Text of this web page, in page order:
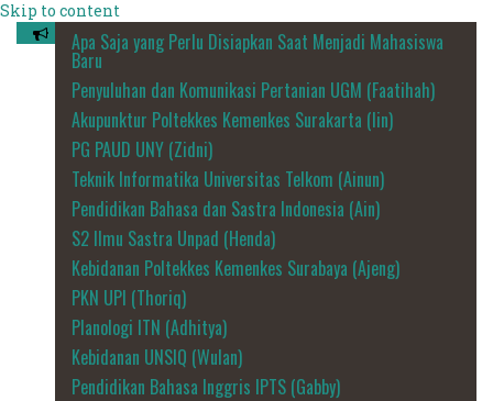
Skip to content
Apa Saja yang Perlu Disiapkan Saat Menjadi Mahasiswa
Baru
Penyuluhan dan Komunikasi Pertanian UGM (Faatihah)
Akupunktur Poltekkes Kemenkes Surakarta (Iin)
PG PAUD UNY (Zidni)
Teknik Informatika Universitas Telkom (Ainun)
Pendidikan Bahasa dan Sastra Indonesia (Ain)
S2 Ilmu Sastra Unpad (Henda)
Kebidanan Poltekkes Kemenkes Surabaya (Ajeng)
PKN UPI (Thoriq)
Planologi ITN (Adhitya)
Kebidanan UNSIQ (Wulan)
Pendidikan Bahasa Inggris IPTS (Gabby)